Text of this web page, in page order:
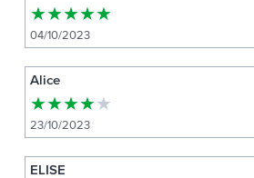
★★★★★
04/10/2023
Alice
★★★★★
23/10/2023
ELISE